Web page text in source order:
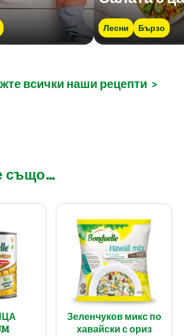
Лесни Бързо
всички наши рецепти >
също...
Зеленчуков микс по
хавайски с ориз